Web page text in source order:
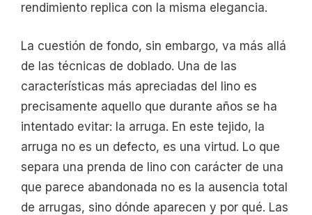
rendimiento replica con la misma elegancia.
La cuestión de fondo, sin embargo, va más allá
de las técnicas de doblado. Una de las
características más apreciadas del lino es
precisamente aquello que durante años se ha
intentado evitar: la arruga. En este tejido, la
arruga no es un defecto, es una virtud. Lo que
separa una prenda de lino con carácter de una
que parece abandonada no es la ausencia total
de arrugas, sino dónde aparecen y por qué. Las